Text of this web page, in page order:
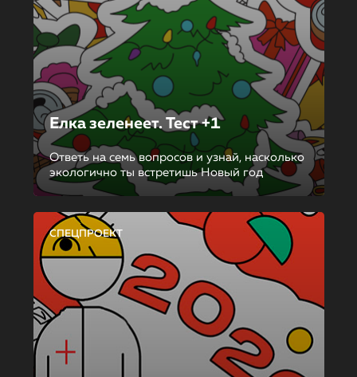
Елка зеленеет. Тест +1
Ответь на семь вопросов и узнай, насколько
экологично ты встретишь Новый год
СПЕЦПРОЕКТ